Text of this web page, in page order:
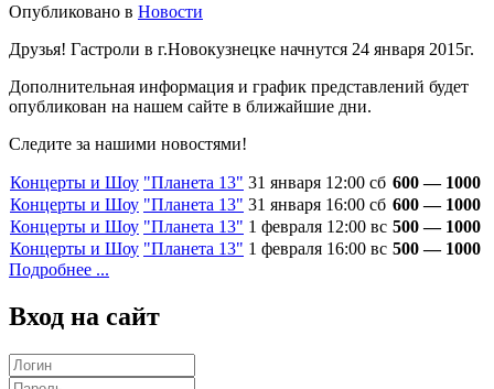
Опубликовано в Новости
Друзья! Гастроли в г.Новокузнецке начнутся 24 января 2015г.
Дополнительная информация и график представлений будет
опубликован на нашем сайте в ближайшие дни.
Следите за нашими новостями!
Концерты и Шоу "Планета 13" 31 января 12:00 сб 600 — 1000
Концерты и Шоу "Планета 13" 31 января 16:00 сб 600 — 1000
Концерты и Шоу "Планета 13" 1 февраля 12:00 вс 500 — 1000
Концерты и Шоу "Планета 13" 1 февраля 16:00 вс 500 — 1000
Подробнее ...
Вход на сайт